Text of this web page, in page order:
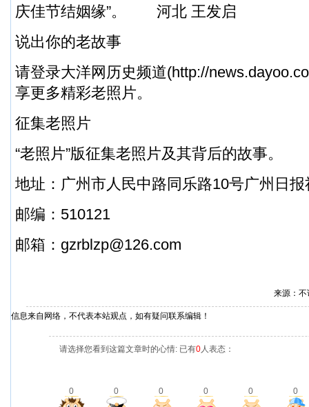
庆佳节结姻缘”。 河北 王发启
说出你的老故事
请登录大洋网历史频道(http://
享更多精彩老照片。
征集老照片
“老照片”版征集老照片及其背后的故事。
地址：广州市人民中路同乐路10号广州日报
邮编：510121
邮箱：gzrblzp@126.com
来源：
信息来自网络，不代表本站观点，如有疑问联系编辑！
请选择您看到这篇文章时的心情: 已有0人表态：
0 0 0 0 0 0